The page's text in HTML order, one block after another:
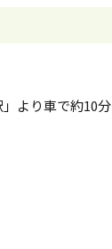
」より車で約10分